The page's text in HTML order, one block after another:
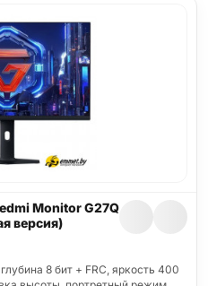
Monitor G27Q
версия)
8 бит + FRC, яркость 400